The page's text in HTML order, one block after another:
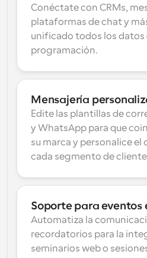
Conéctate con CRMs,
plataformas de chat y
unificado todos los datos
programación.
Mensajería
Edite las plantillas de
y WhatsApp para que
su marca y personalice el
cada segmento de
Soporte para eventos
Automatiza la
recordatorios para la
seminarios web o